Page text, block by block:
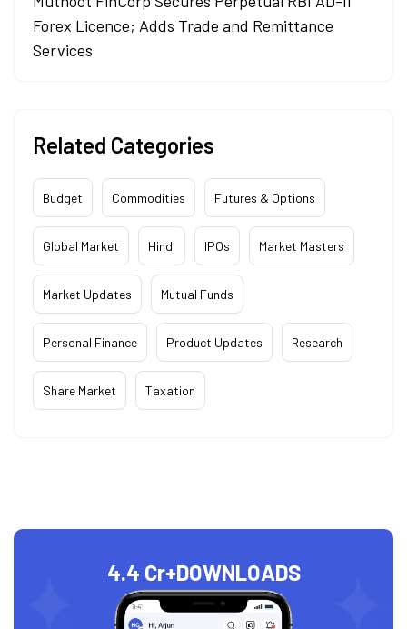
Forex Licence; Adds Trade and Remittance
Services
Related Categories
Budget Commodities Futures & Options
Global Market Hindi IPOs Market Masters
Market Updates Mutual Funds
Personal Finance Product Updates Research
Share Market Taxation
4.4 Cr+DOWNLOADS